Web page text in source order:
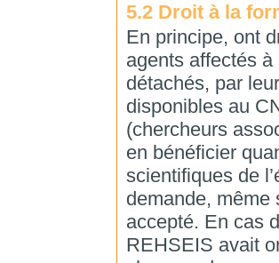
5.2 Droit à la
En principe, ont
agents affectés à
détachés, par
disponibles au
(chercheurs
en bénéficier
scientifiques de
demande, même
accepté. En cas
REHSEIS avait